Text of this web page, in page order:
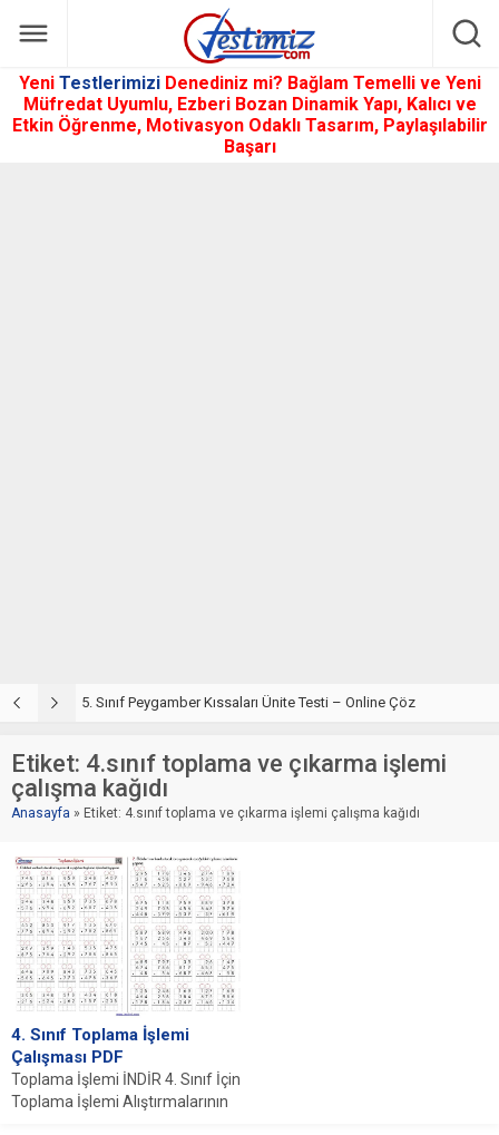
Yeni Testlerimizi Denediniz mi? Bağlam Temelli ve Yeni
Müfredat Uyumlu, Ezberi Bozan Dinamik Yapı, Kalıcı ve
Etkin Öğrenme, Motivasyon Odaklı Tasarım, Paylaşılabilir
Başarı
5. Sınıf Peygamber Kıssaları Ünite Testi – Online Çöz
Etiket: 4.sınıf toplama ve çıkarma işlemi
çalışma kağıdı
Anasayfa » Etiket: 4.sınıf toplama ve çıkarma işlemi çalışma kağıdı
4. Sınıf Toplama İşlemi
Çalışması PDF
Toplama İşlemi İNDİR 4. Sınıf İçin
Toplama İşlemi Alıştırmalarının